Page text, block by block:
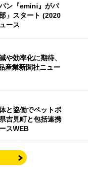
ン『emini』がパ
」スタート (2020
ース
や効率化に期待、
産業新聞社ニュー
と協働でペットボ
吉見町と包括連携
スWEB